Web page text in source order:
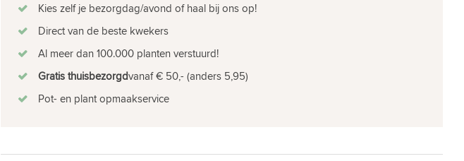
Kies zelf je bezorgdag/avond of haal bij ons op!
Direct van de beste kwekers
Al meer dan 100.000 planten verstuurd!
Gratis thuisbezorgdvanaf € 50,- (anders 5,95)
Pot- en plant opmaakservice